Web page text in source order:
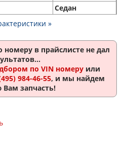
Седан
»
номеру в прайслисте не дал
по VIN номеруили
984-46-55, и мы найдем
запчасть!